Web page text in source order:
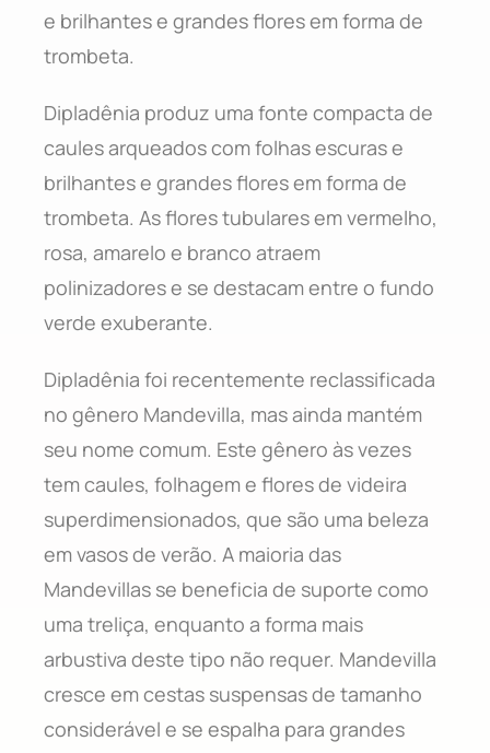
e brilhantes e grandes flores em forma de
trombeta.
Dipladênia produz uma fonte compacta de
caules arqueados com folhas escuras e
brilhantes e grandes flores em forma de
trombeta. As flores tubulares em vermelho,
rosa, amarelo e branco atraem
polinizadores e se destacam entre o fundo
verde exuberante.
Dipladênia foi recentemente reclassificada
no gênero Mandevilla, mas ainda mantém
seu nome comum. Este gênero às vezes
tem caules, folhagem e flores de videira
superdimensionados, que são uma beleza
em vasos de verão. A maioria das
Mandevillas se beneficia de suporte como
uma treliça, enquanto a forma mais
arbustiva deste tipo não requer. Mandevilla
cresce em cestas suspensas de tamanho
considerável e se espalha para grandes